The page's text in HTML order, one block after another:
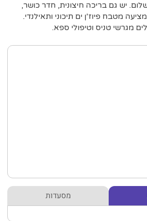
יש גם בריכה חיצונית, חדר כושר,
מטבח פיוז'ן ים תיכוני ותאילנדי.
מגרשי טניס וטיפולי ספא.
מסעדות